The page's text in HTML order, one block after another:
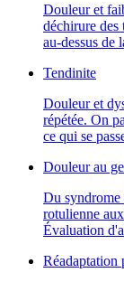
Douleur et
déchirure des
au-dessus de
Tendinite
Douleur et
répétée. On
ce qui se
Douleur au
Du syndrome
rotulienne
Évaluation
Réadaptation